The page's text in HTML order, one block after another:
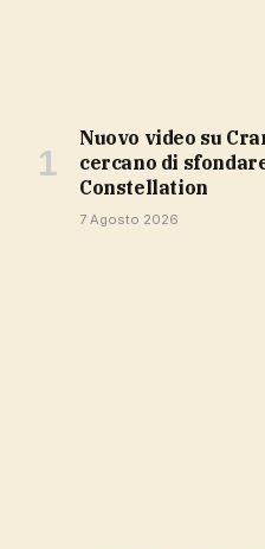
Nuovo video su Crans-Montana, i ragazzi
cercano di
Constellation
7 Agosto 2026